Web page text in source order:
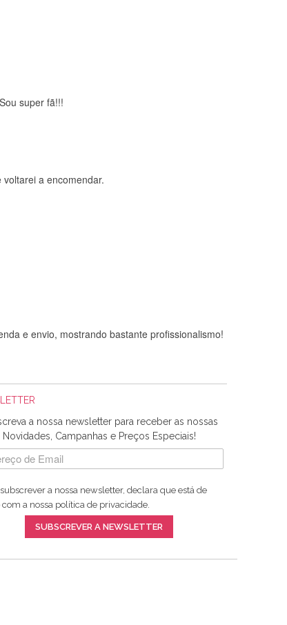
, serviço 5 estrelas
super fã!!!
a encomendar.
e envio, mostrando bastante profissionalismo!
Relativamente à bolsa, tem um tecido com um
a um preço muito justo. A expedição da
a nossa newsletter para receber as nossas
Novidades, Campanhas e Preços Especiais!
a nossa newsletter, declara que está de
a nossa política de privacidade.
SUBSCREVER A NEWSLETTER